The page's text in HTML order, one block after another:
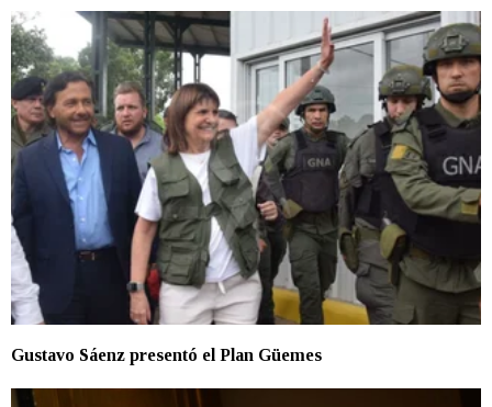
Gustavo Sáenz presentó el Plan Güemes